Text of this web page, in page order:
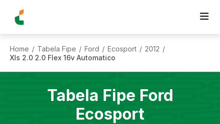
Home / Tabela Fipe / Ford / Ecosport / 2012 /
Xls 2.0 2.0 Flex 16v Automatico
Tabela Fipe Ford
Ecosport